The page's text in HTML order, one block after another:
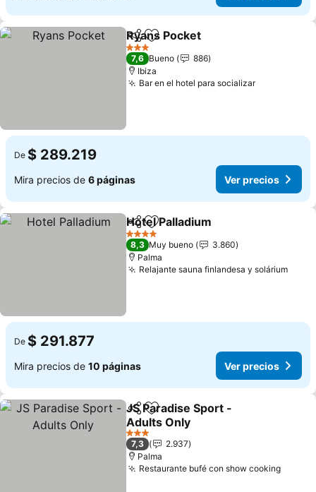
CompartirAgregar a favoritos
Ryans Pocket
3 Estrellas
7,6 Bueno
886
Ibiza
Bar en el hotel para socializarVer precios
De $ 289.219
Mira precios de 6 páginas Ver precios
CompartirAgregar a favoritos
Hotel Palladium
4 Estrellas
8,3 Muy bueno
3.860
Palma
Relajante sauna finlandesa y soláriumVer
De $ 291.877
Mira precios de 10 páginas Ver precios
CompartirAgregar a favoritos
JS Paradise Sport -
Adults Only
Ver precios
3 Estrellas
7,3
2.937
Palma
Restaurante bufé con show cookingVer